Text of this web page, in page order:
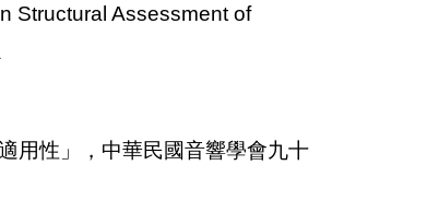
Structural Assessment of
用性」，中華民國音響學會九十